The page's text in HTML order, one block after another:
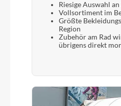
Suntour NX1
Bosch Kiox Tft
Riesige Auswahl
Vollsortiment im
Größte
Region
Zubehör am Rad
übrigens direkt